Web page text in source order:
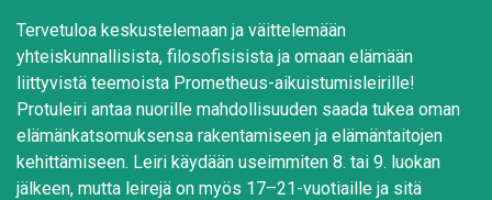
Tervetuloa keskustelemaan ja väittelemään
yhteiskunnallisista, filosofisisista ja omaan elämään
liittyvistä teemoista Prometheus-aikuistumisleirille!
Protuleiri antaa nuorille mahdollisuuden saada tukea oman
elämänkatsomuksensa rakentamiseen ja elämäntaitojen
kehittämiseen. Leiri käydään useimmiten 8. tai 9. luokan
jälkeen, mutta leirejä on myös 17–21-vuotiaille ja sitä